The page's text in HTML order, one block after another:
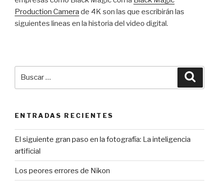
Production Camera de 4K son las que escribirán las
siguientes lineas en la historia del video digital.
ENTRADAS RECIENTES
El siguiente gran paso en la fotografía: La inteligencia
artificial
Los peores errores de Nikon